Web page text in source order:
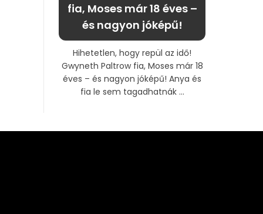
fia, Moses már 18 éves –
és nagyon jóképű!
Hihetetlen, hogy repül az idő!
Gwyneth Paltrow fia, Moses már 18
éves – és nagyon jóképű! Anya és
fia le sem tagadhatnák ...